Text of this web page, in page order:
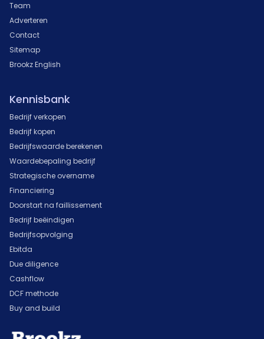
Team
Adverteren
Contact
Sitemap
Brookz English
Kennisbank
Bedrijf verkopen
Bedrijf kopen
Bedrijfswaarde berekenen
Waardebepaling bedrijf
Strategische overname
Financiering
Doorstart na faillissement
Bedrijf beëindigen
Bedrijfsopvolging
Ebitda
Due diligence
Cashflow
DCF methode
Buy and build